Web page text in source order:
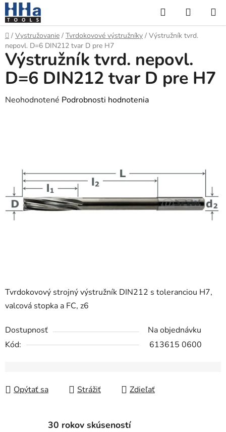
Prejsť
na
obsah
Hľadať
KOŠÍK
Domov
/ Vystružovanie / Tvrdokovové výstružníky / Výstružník tvrd.
nepovl. D=6 DIN212 tvar D pre H7
Tvrdokovový strojný výstružník DIN212 s toleranciou H7,
valcová stopka a FC, z6
Dostupnosť
Na objednávku
Kód:
613615 0600
Opýtať sa Strážiť Zdieľať
Výstružník tvrd. nepovl.
D=6 DIN212 tvar D pre H7
Priemerné
hviezdičiek.
Neohodnotené Podrobnosti hodnotenia
30 rokov skúseností